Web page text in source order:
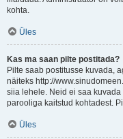
kohta.
Üles
Kas ma saan pilte postitada?
Pilte saab postitusse kuvada,
näiteks http://
siia lehele. Neid ei saa
parooliga kaitstud kohtadest.
Üles